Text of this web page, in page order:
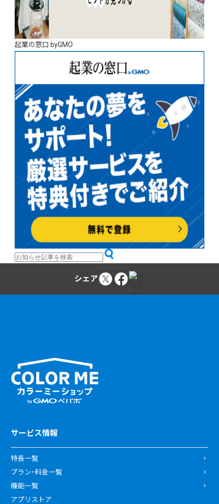
起業の窓口 byGMO
シェア
サービス情報
特長一覧
プラン・料金一覧
機能一覧
アプリストア